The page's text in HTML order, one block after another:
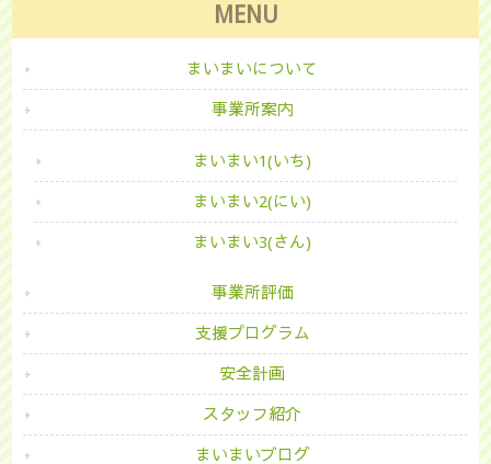
MENU
まいまいについて
事業所案内
まいまい1(いち)
まいまい2(にい)
まいまい3(さん)
事業所評価
支援プログラム
安全計画
スタッフ紹介
まいまいブログ